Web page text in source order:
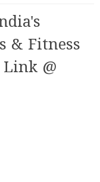
& Fitness
@